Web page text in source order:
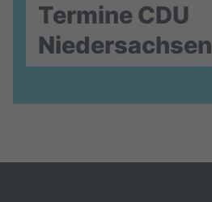
Termine CDU
Niedersachsen